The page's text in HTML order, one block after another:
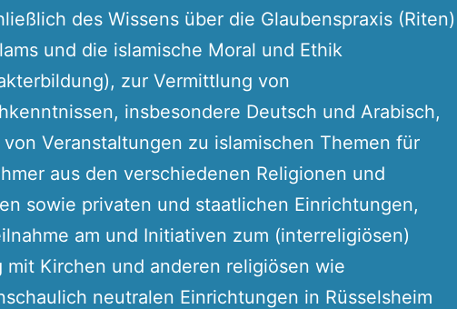
des Wissens über die Glaubenspraxis (Riten)
und die islamische Moral und Ethik
zur Vermittlung von
insbesondere Deutsch und Arabisch,
von Veranstaltungen zu islamischen Themen für
aus den verschiedenen Religionen und
sowie privaten und staatlichen Einrichtungen,
am und Initiativen zum (interreligiösen)
mit Kirchen und anderen religiösen wie
neutralen Einrichtungen in Rüsselsheim